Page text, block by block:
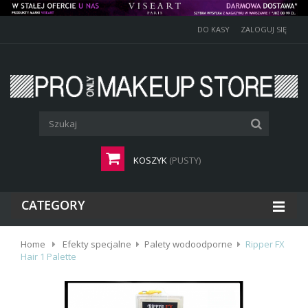
DO KASY ZALOGUJ SIĘ
KOSZYK (PUSTY)
CATEGORY
Home Efekty specjalne Palety wodoodporne
Ripper FX
Hair 1 Palette